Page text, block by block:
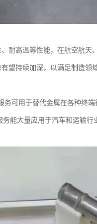
耐高温等性能，在航空航
望持续加深，以满足制造
务可用于替代金属在各种终
能大量应用于汽车和运输